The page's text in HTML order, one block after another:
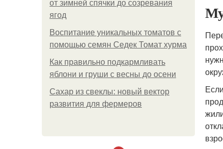
от зимней спячки до созревания
ягод
Воспитание уникальных томатов с
помощью семян Седек Томат хурма
Как правильно подкармливать
яблони и груши с весны до осени
Сахар из свеклы: новый вектор
развития для фермеров